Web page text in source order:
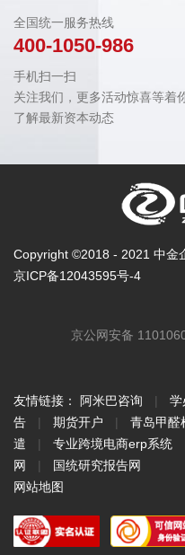
全国统一服务热线
400-1050-986
手机扫一扫
关注我们，更多活动惊喜等着
了解最新资本动态
Copyright ©2018 - 2021 中金
京ICP备12043595号-4
京公网安备
友情链接： 阿米巴咨询 | 学
告
| 期货开户 | 青岛甲醛
遣
| 专业跨境电商erp系统
网
|
国统研究报告网
网站地图